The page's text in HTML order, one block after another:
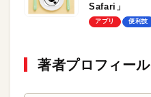
Safari」
アプリ 便利技
著者プロフィール